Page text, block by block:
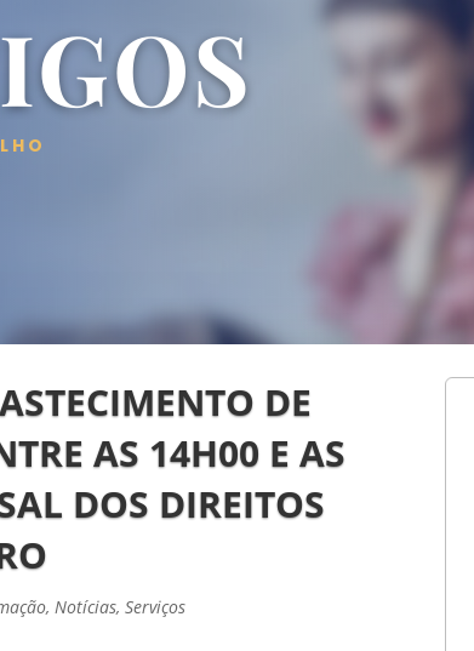
DE
AS 14H00 E AS
DOS DIREITOS
, Notícias,Serviços